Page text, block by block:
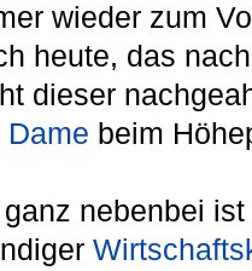
wieder zum
heute, das
dieser
Dame beim
ganz nebenbei